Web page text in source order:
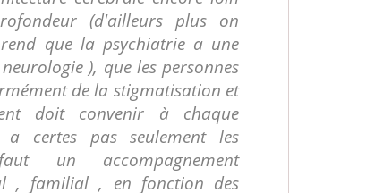
(d'ailleurs plus on
que la psychiatrie a une
), que les personnes
de la stigmatisation et
doit convenir à chaque
certes pas seulement les
un accompagnement
, familial , en fonction des